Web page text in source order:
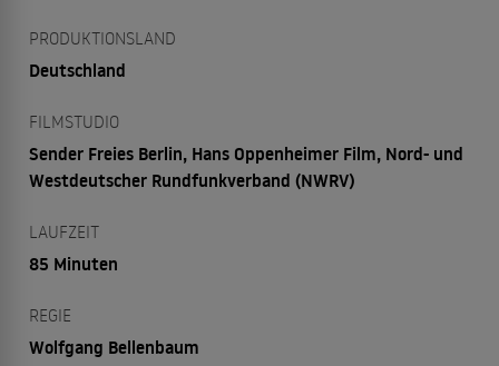
PRODUKTIONSLAND
Deutschland
FILMSTUDIO
Sender Freies Berlin, Hans Oppenheimer Film, Nord- und
Westdeutscher Rundfunkverband (NWRV)
LAUFZEIT
85 Minuten
REGIE
Wolfgang Bellenbaum